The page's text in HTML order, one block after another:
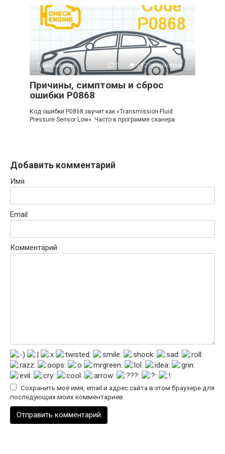
Трансмиссия 0 112 просмотров
Причины, симптомы и сброс
ошибки P0868
Код ошибки P0868 звучит как «Transmission Fluid
Pressure Sensor Low». Часто в программе сканера
Добавить комментарий
Имя
Email
Комментарий
Сохранить моё имя, email и адрес сайта в этом браузере для
последующих моих комментариев.